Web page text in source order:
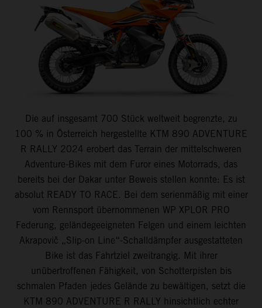
Die auf insgesamt 700 Stück weltweit begrenzte, zu
100 % in Österreich hergestellte KTM 890 ADVENTURE
R RALLY 2024 erobert das Terrain der mittelschweren
Adventure-Bikes mit dem Furor eines Motorrads, das
bereits bei der Dakar unter Beweis stellen konnte: Es ist
absolut READY TO RACE. Bei dem serienmäßig mit einer
vom Rennsport übernommenen WP XPLOR PRO
Federung, geländegeeigneten Felgen und einem leichten
Akrapovič „Slip-on Line“-Schalldämpfer ausgestatteten
Bike ist das Fahrtziel zweitrangig. Mit ihrer
unübertroffenen Fähigkeit, von Schotterpisten bis
schmalen Pfaden jedes Gelände zu bewältigen, setzt die
KTM 890 ADVENTURE R RALLY hinsichtlich echter